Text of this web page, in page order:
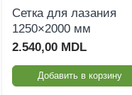
Сетка для лазания
1250×2000 мм
2.540,00 MDL
Добавить в корзину